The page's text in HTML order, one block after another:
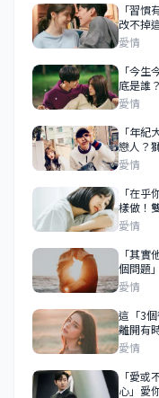
「習
改不掉
節！
愛情
「今
底是誰
愛情
「年
戀人？
愛情
「在
樣做！
愛情
「其
個問題
愛情
這「3
離開有
愛情
「愛
心」愛